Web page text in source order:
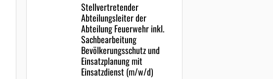
Stellvertretender
Abteilungsleiter der
Abteilung Feuerwehr inkl.
Sachbearbeitung
Bevölkerungsschutz und
Einsatzplanung mit
Einsatzdienst (m/w/d)